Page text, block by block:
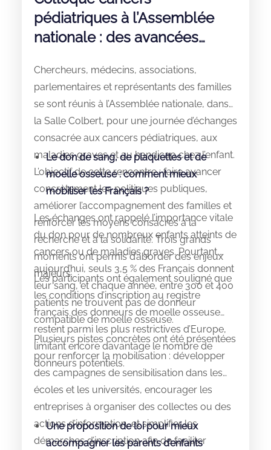
pédiatriques à l’Assemblée
nationale : des avancées
Chercheurs, médecins, associations,
parlementaires et représentants des familles
se sont réunis à l’Assemblée nationale, dans
la Salle Colbert, pour une journée d’échanges
consacrée aux cancers pédiatriques, aux
maladies graves et au handicap chez l’enfant.
L’objectif de cette rencontre : faire avancer
concrètement les politiques publiques,
améliorer l’accompagnement des familles et
renforcer les moyens consacrés à la
recherche et à la solidarité. Trois grands
moments ont permis d’aborder des enjeux
majeurs.
Le don de sang, de plaquettes et de
moelle osseuse : comment mieux
mobiliser les Français ?
Les échanges ont rappelé l’importance vitale
du don pour de nombreux enfants atteints de
cancers ou de maladies graves. Pourtant,
aujourd’hui, seuls 3,5 % des Français donnent
leur sang, et chaque année, entre 300 et 400
patients ne trouvent pas de donneur
compatible de moelle osseuse.
Les participants ont également souligné que
les conditions d’inscription au registre
français des donneurs de moelle osseuse
restent parmi les plus restrictives d’Europe,
limitant encore davantage le nombre de
donneurs potentiels.
Plusieurs pistes concrètes ont été présentées
pour renforcer la mobilisation : développer
des campagnes de sensibilisation dans les
écoles et les universités, encourager les
entreprises à organiser des collectes ou des
actions d’information, et simplifier les
démarches d’inscription afin de faciliter
Une proposition de loi pour mieux
accompagner les parents d’enfants